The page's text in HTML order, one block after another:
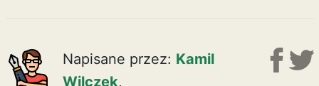
Napisane przez: Kamil
Wilczek,